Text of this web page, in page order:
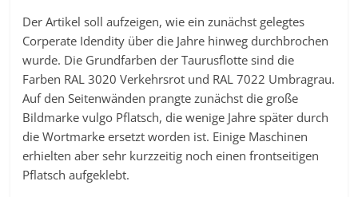
Der Artikel soll aufzeigen, wie ein zunächst gelegtes
Corperate Idendity über die Jahre hinweg durchbrochen
wurde. Die Grundfarben der Taurusflotte sind die
Farben RAL 3020 Verkehrsrot und RAL 7022 Umbragrau.
Auf den Seitenwänden prangte zunächst die große
Bildmarke vulgo Pflatsch, die wenige Jahre später durch
die Wortmarke ersetzt worden ist. Einige Maschinen
erhielten aber sehr kurzzeitig noch einen frontseitigen
Pflatsch aufgeklebt.